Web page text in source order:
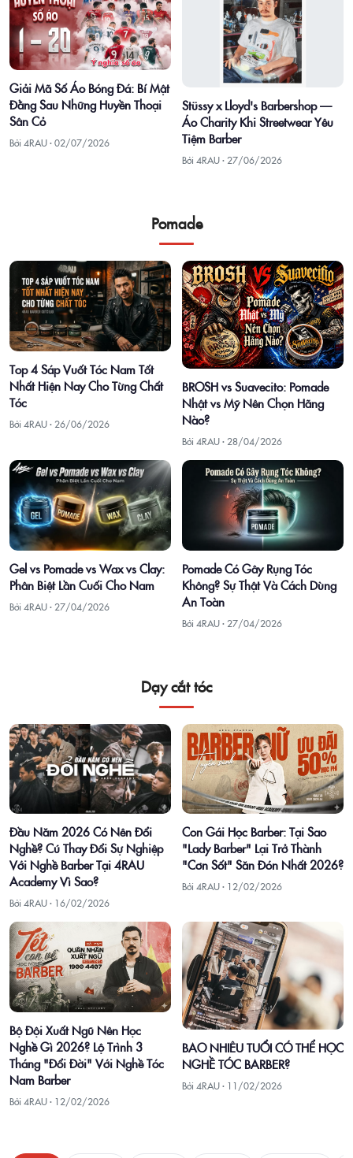
Giải Mã Số Áo Bóng Đá: Bí Mật
Đằng Sau Những Huyền Thoại
Sân Cỏ
Bởi 4RAU ·02/07/2026
Stüssy x Lloyd's Barbershop —
Áo Charity Khi Streetwear Yêu
Tiệm Barber
Bởi 4RAU · 27/06/2026
Pomade
Top 4 Sáp Vuốt Tóc Nam Tốt
Nhất Hiện Nay Cho Từng Chất
Tóc
Bởi 4RAU · 26/06/2026
BROSH vs Suavecito: Pomade
Nhật vs Mỹ Nên Chọn Hãng
Nào?
Bởi 4RAU · 28/04/2026
Gel vs Pomade vs Wax vs Clay:
Phân Biệt Lần Cuối Cho Nam
Bởi 4RAU · 27/04/2026
Pomade Có Gây Rụng Tóc
Không? Sự Thật Và Cách Dùng
An Toàn
Bởi 4RAU · 27/04/2026
Dạy cắt tóc
Đầu Năm 2026 Có Nên Đổi
Nghề? Cú Thay Đổi Sự Nghiệp
Với Nghề Barber Tại 4RAU
Academy Vì Sao?
Bởi 4RAU · 16/02/2026
Con Gái Học Barber: Tại Sao
"Lady Barber" Lại Trở Thành
"Cơn Sốt" Săn Đón Nhất 2026?
Bởi 4RAU · 12/02/2026
Bộ Đội Xuất Ngũ Nên Học
Nghề Gì 2026? Lộ Trình 3
Tháng "Đổi Đời" Với Nghề Tóc
Nam Barber
Bởi 4RAU · 12/02/2026
BAO NHIÊU TUỔI CÓ THỂ HỌC
NGHỀ TÓC BARBER?
Bởi 4RAU · 11/02/2026